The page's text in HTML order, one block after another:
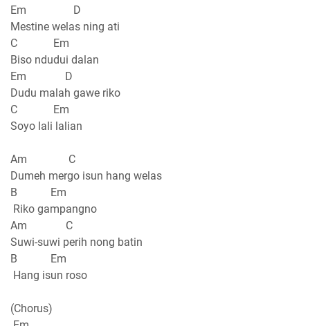
Em D
Mestine welas ning ati
C Em
Biso ndudui dalan
Em D
Dudu malah gawe riko
C Em
Soyo lali lalian
Am C
Dumeh mergo isun hang welas
B Em
Riko gampangno
Am C
Suwi-suwi perih nong batin
B Em
Hang isun roso
(Chorus)